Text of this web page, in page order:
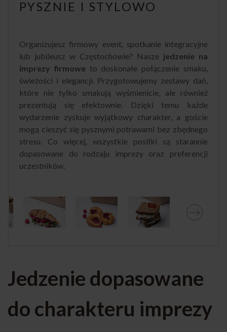
PYSZNIE I STYLOWO
Organizujesz firmowy event, spotkanie integracyjne
lub jubileusz w Częstochowie? Nasze jedzenie na
imprezy firmowe to doskonałe połączenie smaku,
świeżości i elegancji. Przygotowujemy zestawy dań,
które nie tylko smakują wyśmienicie, ale również
prezentują się efektownie. Dzięki temu każde
wydarzenie zyskuje wyjątkowy charakter, a goście
mogą cieszyć się pysznymi potrawami bez zbędnego
stresu. Co więcej, wszystkie posiłki są starannie
dopasowane do rodzaju imprezy oraz preferencji
uczestników.
Jedzenie dopasowane
do charakteru imprezy